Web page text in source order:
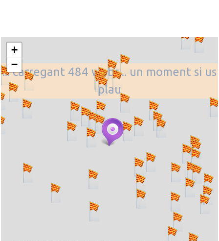
... carregant 484 webs... un moment si us
plau
+
−